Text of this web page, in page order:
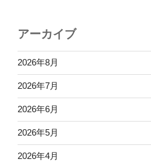
アーカイブ
2026年8月
2026年7月
2026年6月
2026年5月
2026年4月